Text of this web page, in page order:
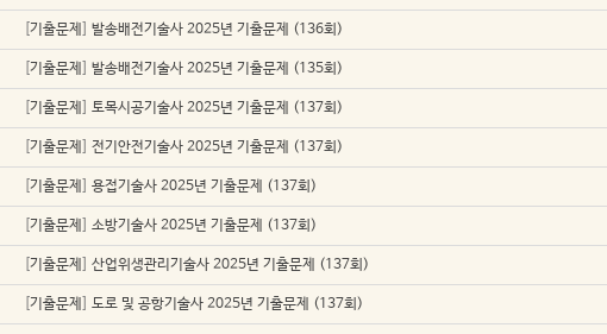
기출문제 발송배전기술사 2025년 기출문제 (136회)
기출문제 발송배전기술사 2025년 기출문제 (135회)
기출문제 토목시공기술사 2025년 기출문제 (137회)
기출문제 전기안전기술사 2025년 기출문제 (137회)
기출문제 용접기술사 2025년 기출문제 (137회)
기출문제 소방기술사 2025년 기출문제 (137회)
기출문제 산업위생관리기술사 2025년 기출문제 (137회)
기출문제 도로 및 공항기술사 2025년 기출문제 (137회)